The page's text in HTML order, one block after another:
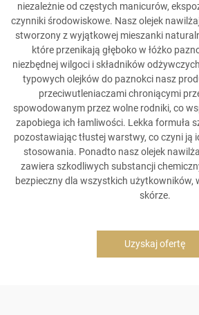
niezależnie od częstych manicurów,
czynniki środowiskowe. Nasz olejek
stworzony z wyjątkowej mieszanki
które przenikają głęboko w łóżko
niezbędnej wilgoci i składników
typowych olejków do paznokci nasz
przeciwutleniaczami chroniącymi
spowodowanym przez wolne rodniki, co
zapobiega ich łamliwości. Lekka formuła
pozostawiając tłustej warstwy, co czyni ją
stosowania. Ponadto nasz olejek
zawiera szkodliwych substancji
bezpieczny dla wszystkich użytkowników,
skórze.
Uzyskaj ofertę